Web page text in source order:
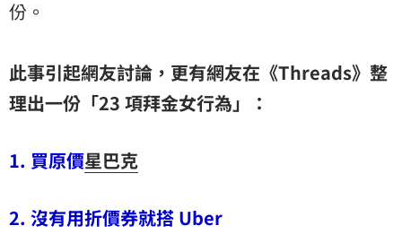
份。
此事引起網友討論，更有網友在《Threads》整
理出一份「23 項拜金女行為」：
1. 買原價星巴克
2. 沒有用折價券就搭 Uber